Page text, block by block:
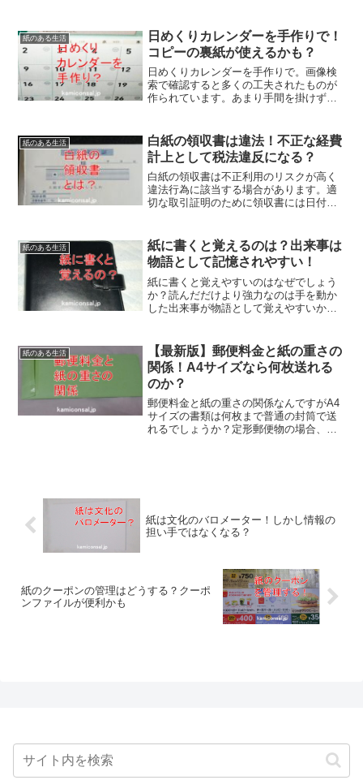
ん。自動車税の納税証明書の再発行は手
間ですから、紛失したら問い合わせを。
紙のある生活
日めくりカレンダーを手作りで！
コピーの裏紙が使えるかも？
日めくりカレンダーを手作りで。画像検
索で確認すると多くの工夫されたものが
作られています。あまり手間を掛けずに
裏側なども使えそうです。日めくりカレ
ンダーの手作り、面白そうですね！
紙のある生活
白紙の領収書は違法！不正な経費
計上として税法違反になる？
白紙の領収書は不正利用のリスクが高く
違法行為に該当する場合があります。適
切な取引証明のために領収書には日付や
を得しているようでも税務上のトラブル
が発生すれば元も子もないのです。
紙のある生活
紙に書くと覚えるのは？出来事は
物語として記憶されやすい！
紙に書くと覚えやすいのはなぜでしょう
か？読んだだけより強力なのは手を動か
した出来事が物語として覚えやすいから
情も含まれるからだとか。紙に書くと覚
えやすいのは理由があるんですね！
紙のある生活
【最新版】郵便料金と紙の重さの
関係！A4サイズなら何枚送れる
のか？
郵便料金と紙の重さの関係なんですがA4
サイズの書類は何枚まで普通の封筒で送
れるでしょうか？定形郵便物の場合、最
紙は文化のバロメーター！しかし情報の
担い手ではなくなる？
紙のクーポンの管理はどうする？クーポ
ンファイルが便利かも